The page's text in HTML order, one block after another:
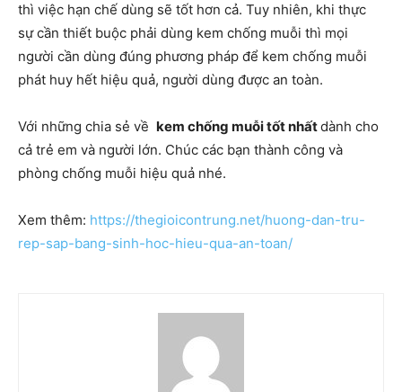
thì việc hạn chế dùng sẽ tốt hơn cả. Tuy nhiên, khi thực
sự cần thiết buộc phải dùng kem chống muỗi thì mọi
người cần dùng đúng phương pháp để kem chống muỗi
phát huy hết hiệu quả, người dùng được an toàn.
Với những chia sẻ về kem chống muỗi tốt nhấtdành cho
cả trẻ em và người lớn. Chúc các bạn thành công và
phòng chống muỗi hiệu quả nhé.
Xem thêm: https://thegioicontrung.net/huong-dan-tru-
rep-sap-bang-sinh-hoc-hieu-qua-an-toan/